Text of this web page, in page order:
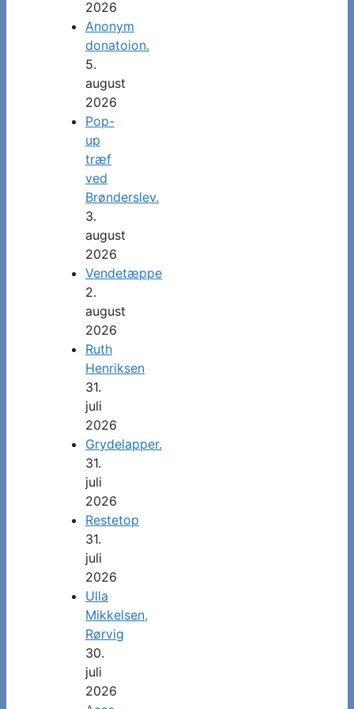
2026
Anonym
donatoion.
5.
august
2026
Pop-
up
træf
ved
Brønderslev.
3.
august
2026
Vendetæppe
2.
august
2026
Ruth
Henriksen
31.
juli
2026
Grydelapper.
31.
juli
2026
Restetop
31.
juli
2026
Ulla
Mikkelsen,
Rørvig
30.
juli
2026